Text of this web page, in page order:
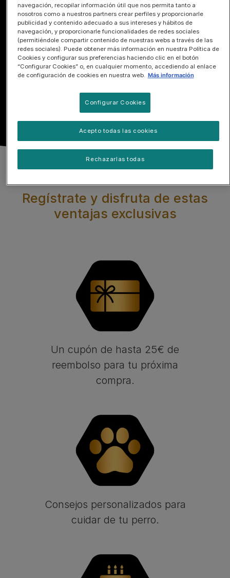
Regístrate y disfruta de estas
ventajas exclusivas
Un cupón de hasta 25€ de
reembolso para tu próxima
compra.
Consejos personalizados para
cuidar de tu perro.
navegación, recopilar información útil que nos permita tanto a
nosotros como a nuestros partners crear perfiles y proporcionarle
publicidad y contenido adecuado a sus intereses y hábitos de
navegación, y proporcionarle funcionalidades de redes sociales
(permitiéndole compartir contenido de nuestras webs a través de las
redes sociales). Puede obtener más información en nuestra Política de
Cookies y configurar sus preferencias haciendo clic en el botón
“Configurar Cookies” o, en cualquier momento, accediendo al enlace
de configuración de cookies en nuestra web. Más información
Configurar Cookies
Rechazarlas todas
Acepto todas las cookies